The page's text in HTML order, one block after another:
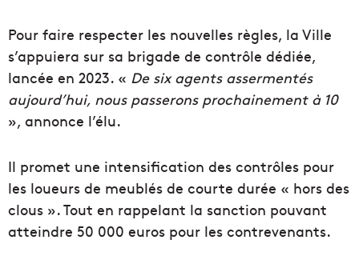
Pour faire respecter les nouvelles règles, la Ville
s’appuiera sur sa brigade de contrôle dédiée,
lancée en 2023. « De six agents assermentés
aujourd’hui, nous passerons prochainement à 10
», annonce l’élu.
Il promet une intensification des contrôles pour
les loueurs de meublés de courte durée « hors des
clous ». Tout en rappelant la sanction pouvant
atteindre 50 000 euros pour les contrevenants.